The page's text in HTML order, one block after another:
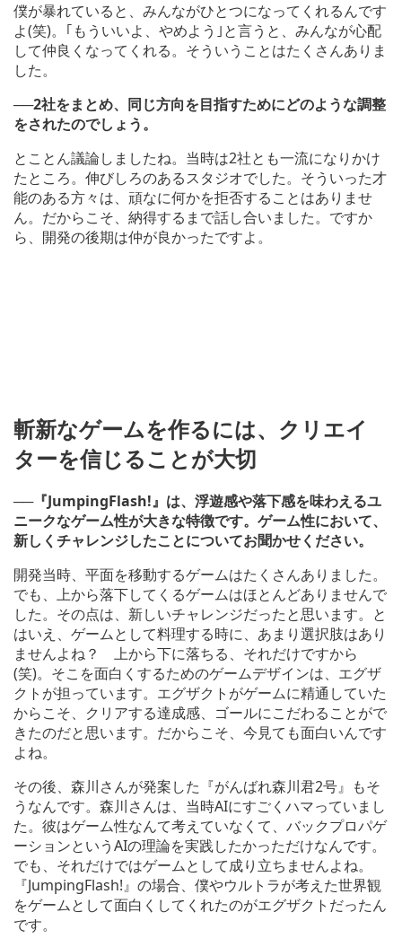
僕が暴れていると、みんながひとつになってくれるんです
よ(笑)。｢もういいよ、やめよう｣と言うと、みんなが心配
して仲良くなってくれる。そういうことはたくさんありま
した。
──2社をまとめ、同じ方向を目指すためにどのような調整
をされたのでしょう。
とことん議論しましたね。当時は2社とも一流になりかけ
たところ。伸びしろのあるスタジオでした。そういった才
能のある方々は、頑なに何かを拒否することはありませ
ん。だからこそ、納得するまで話し合いました。ですか
ら、開発の後期は仲が良かったですよ。
斬新なゲームを作るには、クリエイ
ターを信じることが大切
──『JumpingFlash!』は、浮遊感や落下感を味わえるユ
ニークなゲーム性が大きな特徴です。ゲーム性において、
新しくチャレンジしたことについてお聞かせください。
開発当時、平面を移動するゲームはたくさんありました。
でも、上から落下してくるゲームはほとんどありませんで
した。その点は、新しいチャレンジだったと思います。と
はいえ、ゲームとして料理する時に、あまり選択肢はあり
ませんよね？ 上から下に落ちる、それだけですから
(笑)。そこを面白くするためのゲームデザインは、エグザ
クトが担っています。エグザクトがゲームに精通していた
からこそ、クリアする達成感、ゴールにこだわることがで
きたのだと思います。だからこそ、今見ても面白いんです
よね。
その後、森川さんが発案した『がんばれ森川君2号』もそ
うなんです。森川さんは、当時AIにすごくハマっていまし
た。彼はゲーム性なんて考えていなくて、バックプロパゲ
ーションというAIの理論を実践したかっただけなんです。
でも、それだけではゲームとして成り立ちませんよね。
『JumpingFlash!』の場合、僕やウルトラが考えた世界観
をゲームとして面白くしてくれたのがエグザクトだったん
です。